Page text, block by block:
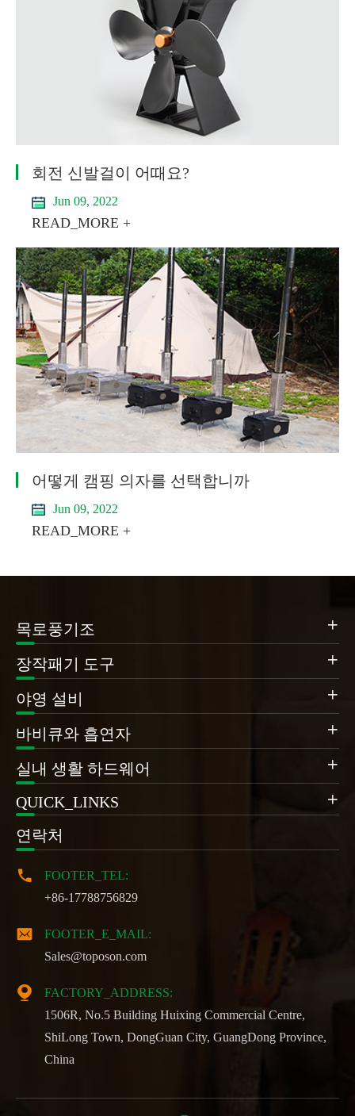
회전 신발걸이 어때요?
Jun 09, 2022
READ_MORE +
어떻게 캠핑 의자를 선택합니까
Jun 09, 2022
READ_MORE +
목로풍기조 
장작패기 도구 
야영 설비 
바비큐와 흡연자 
실내 생활 하드웨어 
QUICK_LINKS 
연락처

FOOTER_TEL:
+86-17788756829

FOOTER_E_MAIL:
Sales@toposon.com

FACTORY_ADDRESS:
1506R, No.5 Building Huixing Commercial Centre,
ShiLong Town, DongGuan City, GuangDong Province,
China